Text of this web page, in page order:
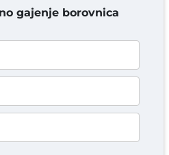
KOMENTAR
gajenje borovnica